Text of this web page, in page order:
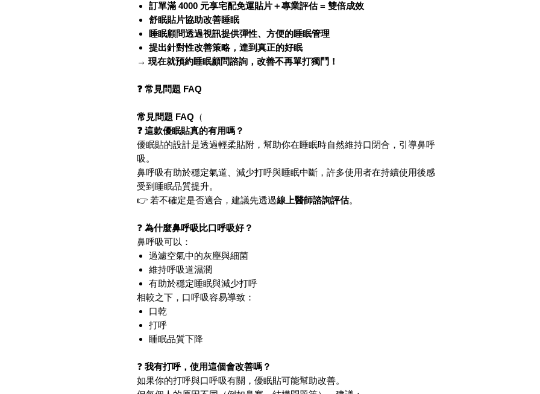
訂單滿 4000 元享宅配免運貼片＋專業評估 = 雙倍成效
舒眠貼片協助改善睡眠
睡眠顧問透過視訊提供彈性、方便的睡眠管理
提出針對性改善策略，達到真正的好眠
→ 現在就預約睡眠顧問諮詢，改善不再單打獨鬥！
❓ 常見問題 FAQ
常見問題 FAQ （
❓ 這款優眠貼真的有用嗎？
優眠貼的設計是透過輕柔貼附，幫助你在睡眠時自然維持口閉合，引導鼻呼
吸。
鼻呼吸有助於穩定氣道、減少打呼與睡眠中斷，許多使用者在持續使用後感
受到睡眠品質提升。
👉 若不確定是否適合，建議先透過線上醫師諮詢評估。
❓ 為什麼鼻呼吸比口呼吸好？
鼻呼吸可以：
過濾空氣中的灰塵與細菌
維持呼吸道濕潤
有助於穩定睡眠與減少打呼
相較之下，口呼吸容易導致：
口乾
打呼
睡眠品質下降
❓ 我有打呼，使用這個會改善嗎？
如果你的打呼與口呼吸有關，優眠貼可能幫助改善。